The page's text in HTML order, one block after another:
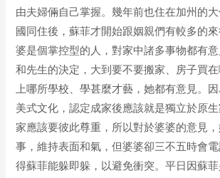
由夫婦倆自己掌握。幾年前也住在加州的
國同住後，蘇菲才開始跟姻親們有較多的
婆是個掌控型的人，對家中諸多事物都有
和先生的決定，大到要不要搬家、房子買
上哪所學校、學甚麼才藝，她都有意見。
美式文化，認定成家後應該就是獨立於原
家應該要彼此尊重，所以對於婆婆的意見
事，維持表面和氣，但婆婆卻三不五時會
得蘇菲能躲即躲，以避免衝突。平日因蘇